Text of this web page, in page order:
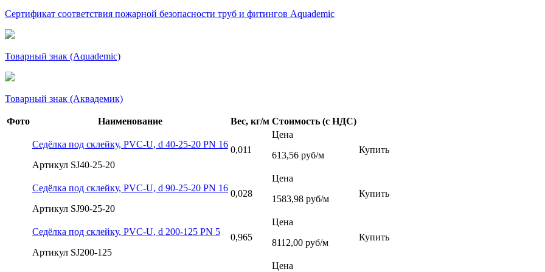
Сертификат соответствия пожарной безопасности труб и фитингов Aquademic
Товарный знак (Aquademic)
Товарный знак (Аквадемик)
Фото Наименование Вес, кг/м Стоимость (с НДС)
Седёлка под склейку, PVC-U, d 40-25-20 PN 16
Артикул SJ40-25-20
0,011
Цена
613,56 руб/м
Купить
Седёлка под склейку, PVC-U, d 90-25-20 PN 16
Артикул SJ90-25-20
0,028
Цена
1583,98 руб/м
Купить
Седёлка под склейку, PVC-U, d 200-125 PN 5
Артикул SJ200-125
0,965
Цена
8112,00 руб/м
Купить
Цена